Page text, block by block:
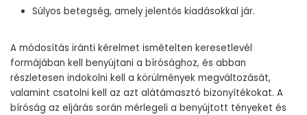
Súlyos betegség, amely jelentős kiadásokkal jár.
A módosítás iránti kérelmet ismételten keresetlevél
formájában kell benyújtani a bírósághoz, és abban
részletesen indokolni kell a körülmények megváltozását,
valamint csatolni kell az azt alátámasztó bizonyítékokat. A
bíróság az eljárás során mérlegeli a benyújtott tényeket és